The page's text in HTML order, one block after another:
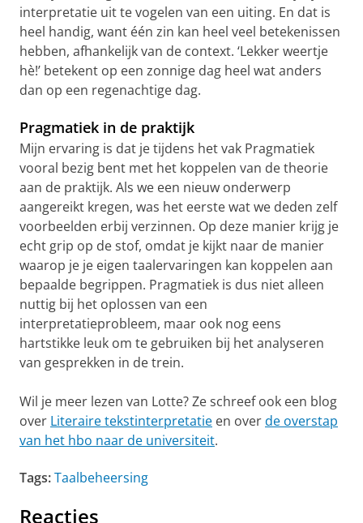
interpretatie uit te vogelen van een uiting. En dat is
heel handig, want één zin kan heel veel betekenissen
hebben, afhankelijk van de context. ‘Lekker weertje
hè!’ betekent op een zonnige dag heel wat anders
dan op een regenachtige dag.
Pragmatiek in de praktijk
Mijn ervaring is dat je tijdens het vak Pragmatiek
vooral bezig bent met het koppelen van de theorie
aan de praktijk. Als we een nieuw onderwerp
aangereikt kregen, was het eerste wat we deden zelf
voorbeelden erbij verzinnen. Op deze manier krijg je
echt grip op de stof, omdat je kijkt naar de manier
waarop je je eigen taalervaringen kan koppelen aan
bepaalde begrippen. Pragmatiek is dus niet alleen
nuttig bij het oplossen van een
interpretatieprobleem, maar ook nog eens
hartstikke leuk om te gebruiken bij het analyseren
van gesprekken in de trein.
Wil je meer lezen van Lotte? Ze schreef ook een blog
over Literaire tekstinterpretatie en overde overstap
van het hbo naar de universiteit.
Tags:Taalbeheersing
Reacties